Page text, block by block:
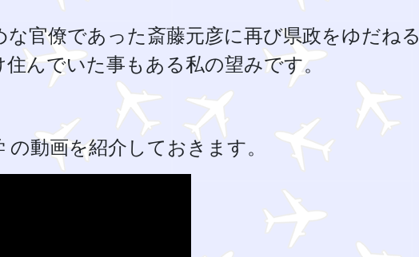
官僚であった斎藤元彦に再び県政をゆだねる
んでいた事もある私の望みです。
動画を紹介しておきます。